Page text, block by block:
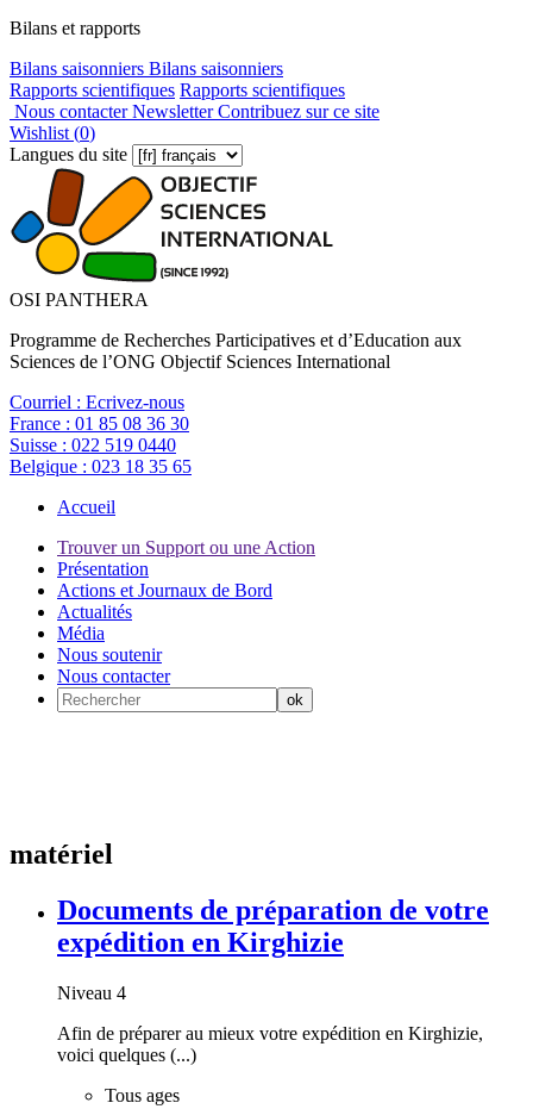
Bilans et rapports
Bilans saisonniers Bilans saisonniers
Rapports scientifiques Rapports scientifiques
Nous contacterNewsletterContribuez sur ce site
Wishlist (0)
Langues du site
OSI PANTHERA
Programme de Recherches Participatives et d’Education aux
Sciences de l’ONG Objectif Sciences International
Courriel : Ecrivez-nous
France : 01 85 08 36 30
Suisse : 022 519 0440
Belgique : 023 18 35 65
Accueil
Trouver un Support ou une Action
Présentation
Actions et Journaux de Bord
Actualités
Média
Nous soutenir
Nous contacter
matériel
Documents de préparation de votre
expédition en Kirghizie
Niveau 4
Afin de préparer au mieux votre expédition en Kirghizie,
voici quelques (...)
Tous ages